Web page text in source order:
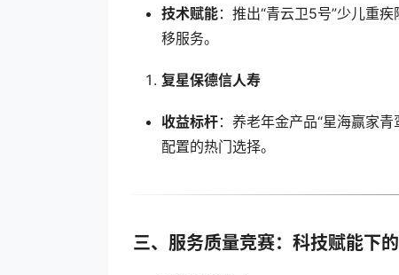
技术赋能：推出“青云卫5号”少儿重
移服务。
复星保德信人寿
收益标杆：养老年金产品“星海赢家
配置的热门选择。
三、服务质量竞赛：科技赋能下